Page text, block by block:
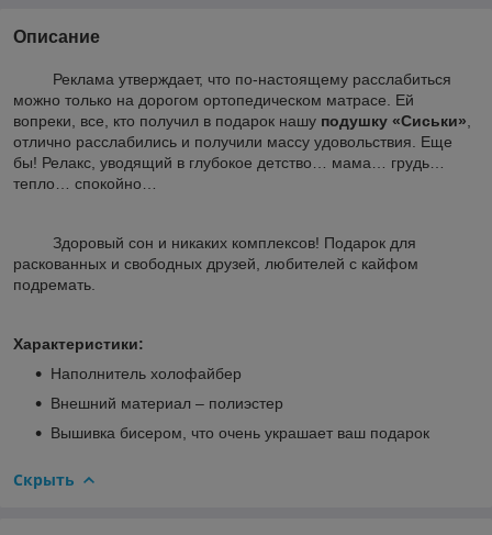
Описание
Реклама утверждает, что по-настоящему расслабиться
можно только на дорогом ортопедическом матрасе. Ей
вопреки, все, кто получил в подарок нашу подушку «Сиськи»
отлично расслабились и получили массу удовольствия. Еще
бы! Релакс, уводящий в глубокое детство… мама… грудь…
тепло… спокойно…
Здоровый сон и никаких комплексов! Подарок для
раскованных и свободных друзей, любителей с кайфом
подремать.
Характеристики:
Наполнитель холофайбер
Внешний материал – полиэстер
Вышивка бисером, что очень украшает ваш подарок
Скрыть